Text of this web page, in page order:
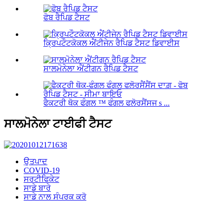
ਫੋਬ ਰੈਪਿਡ ਟੈਸਟ
ਕ੍ਰਿਪਟੌਟਕੋਕਲ ਐਂਟੀਜੇਨ ਰੈਪਿਡ ਟੈਸਟ ਡਿਵਾਈਸ
ਸਾਲਮੋਨੇਲਾ ਐਂਟੀਗਨ ਰੈਪਿਡ ਟੈਸਟ
ਫੈਕਟਰੀ ਥੋਕ ਫੰਗਲ ™ ਫੰਗਲ ਫਲੋਰਸੈਂਸਜ s ...
ਸਾਲਮੋਨੇਲਾ ਟਾਈਫੀ ਟੈਸਟ
ਉਤਪਾਦ
COVID-19
ਸਰਟੀਫਿਕੇਟ
ਸਾਡੇ ਬਾਰੇ
ਸਾਡੇ ਨਾਲ ਸੰਪਰਕ ਕਰੋ